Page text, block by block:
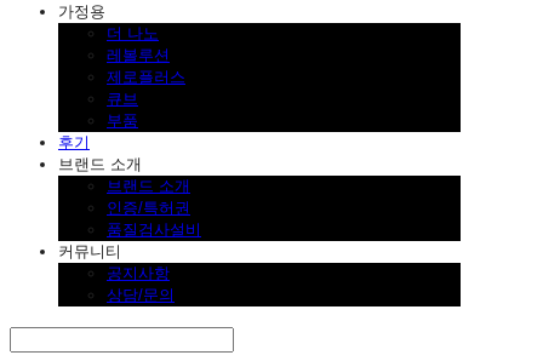
가정용
더 나노
레볼루션
제로플러스
큐브
부품
후기
브랜드 소개
브랜드 소개
인증/특허권
품질검사설비
커뮤니티
공지사항
상담/문의